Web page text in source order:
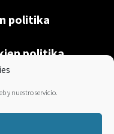
y nuestro servicio.
politika
politika
2026